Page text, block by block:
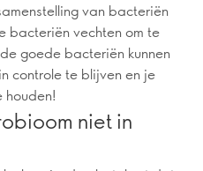
van bacteriën
bacteriën vechten om te
goede bacteriën kunnen
controle te blijven en je
houden!
niet in